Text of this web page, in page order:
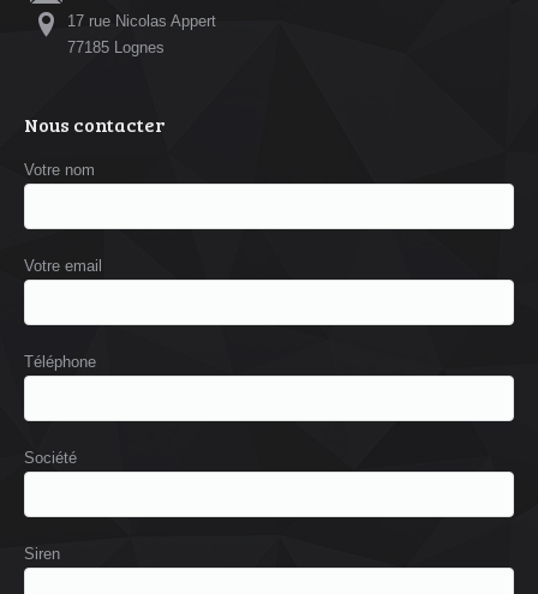
17 rue Nicolas Appert
77185 Lognes
Nous contacter
Votre nom
Votre email
Téléphone
Société
Siren